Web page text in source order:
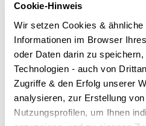
Cookie-Hinweis
Wir setzen Cookies & ähnliche
Informationen im Browser
oder Daten darin zu
Technologien - auch von
Zugriffe & den Erfolg unserer
analysieren, zur Erstellung
Nutzungsprofilen, um Ihnen
aufgeführt sein. Etwa: ‚weil
Staatsangehöriger bin‘.
Vergleich und Prüfung
Hat ein deutscher
seinen gewöhnlichen
durchaus sinnvoll sein, die